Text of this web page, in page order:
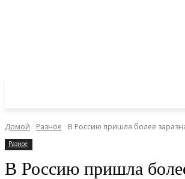
Домой Разное В Россию пришла более
Разное
В Россию пришла